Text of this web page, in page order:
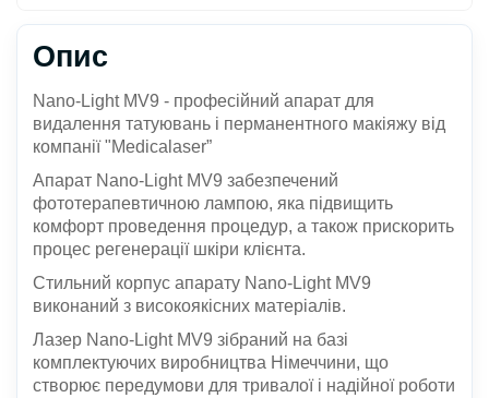
Опис
Nano-Light MV9 - професійний апарат для
видалення татуювань і перманентного макіяжу від
компанії "Medicalaser”
Апарат Nano-Light MV9 забезпечений
фототерапевтичною лампою, яка підвищить
комфорт проведення процедур, а також прискорить
процес регенерації шкіри клієнта.
Стильний корпус апарату Nano-Light MV9
виконаний з високоякісних матеріалів.
Лазер Nano-Light MV9 зібраний на базі
комплектуючих виробництва Німеччини, що
створює передумови для тривалої і надійної роботи